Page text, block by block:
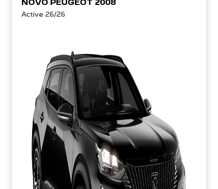
NOVO PEUGEOT 2008
Active 26/26